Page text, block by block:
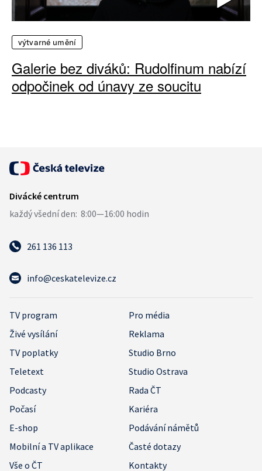
výtvarné umění
Galerie bez diváků: Rudolfinum nabízí
odpočinek od únavy ze soucitu
261 136 113
info@ceskatelevize.cz
TV program
Pro média
Živé vysílání
Reklama
TV poplatky
Studio Brno
Teletext
Studio Ostrava
Podcasty
Rada ČT
Počasí
Kariéra
E-shop
Podávání námětů
Mobilní a TV aplikace
Časté dotazy
Vše o ČT
Kontakty